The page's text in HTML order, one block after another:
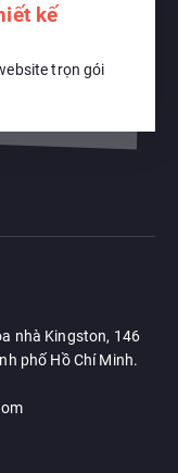
kế
trọn gói
nhà Kingston, 146
phố Hồ Chí Minh.